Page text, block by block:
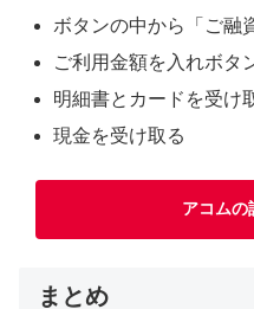
ボタンの中から「ご融
ご利用金額を入れボタ
明細書とカードを受け
現金を受け取る
アコムの
まとめ